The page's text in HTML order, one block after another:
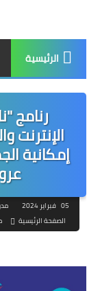
الرئيسية
الإنترنت
إمكانية
05 فبراير 2024
الصفحة الرئيسية